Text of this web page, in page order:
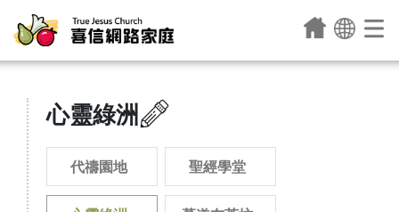
心靈綠洲
代禱園地 聖經學堂